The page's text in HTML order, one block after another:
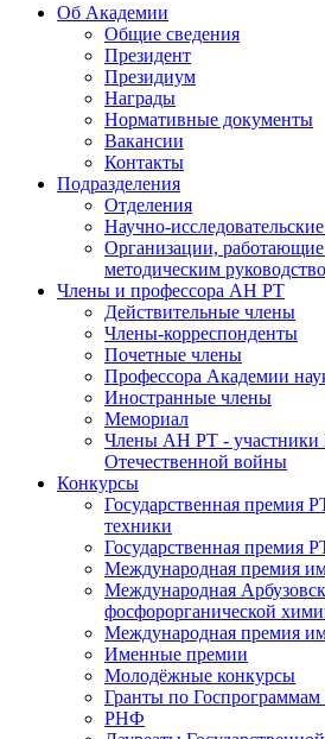
Об Академии
Общие сведения
Президент
Президиум
Награды
Нормативные документы
Вакансии
Контакты
Подразделения
Отделения
Научно-
Организации,
методическим
Члены и профессора АН РТ
Действительные члены
Члены-корреспонденты
Почетные члены
Профессора Академии
Иностранные члены
Мемориал
Члены АН РТ - участники
Отечественной войны
Конкурсы
Государственная премия
техники
Государственная премия
Международная премия
Международная
фосфорорганической
Международная премия
Именные премии
Молодёжные конкурсы
Гранты по
РНФ